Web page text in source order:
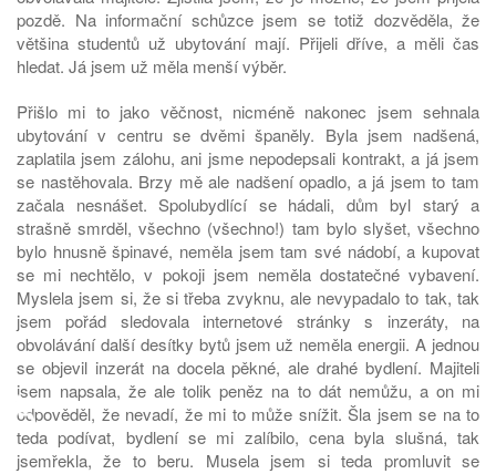
pozdě. Na informační schůzce jsem se totiž dozvěděla, že
většina studentů už ubytování mají. Přijeli dříve, a měli čas
hledat. Já jsem už měla menší výběr.
Přišlo mi to jako věčnost, nicméně nakonec jsem sehnala
ubytování v centru se dvěmi španěly. Byla jsem nadšená,
zaplatila jsem zálohu, ani jsme nepodepsali kontrakt, a já jsem
se nastěhovala. Brzy mě ale nadšení opadlo, a já jsem to tam
začala nesnášet. Spolubydlící se hádali, dům byl starý a
strašně smrděl, všechno (všechno!) tam bylo slyšet, všechno
bylo hnusně špinavé, neměla jsem tam své nádobí, a kupovat
se mi nechtělo, v pokoji jsem neměla dostatečné vybavení.
Myslela jsem si, že si třeba zvyknu, ale nevypadalo to tak, tak
jsem pořád sledovala internetové stránky s inzeráty, na
obvolávání další desítky bytů jsem už neměla energii. A jednou
se objevil inzerát na docela pěkné, ale drahé bydlení. Majiteli
jsem napsala, že ale tolik peněz na to dát nemůžu, a on mi
odpověděl, že nevadí, že mi to může snížit. Šla jsem se na to
teda podívat, bydlení se mi zalíbilo, cena byla slušná, tak
jsemřekla, že to beru. Musela jsem si teda promluvit se